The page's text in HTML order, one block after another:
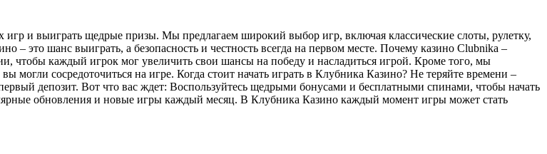
и выиграть щедрые призы. Мы предлагаем широкий выбор игр, включая классические слоты, рулетку,
это шанс выиграть, а безопасность и честность всегда на первом месте. Почему казино Clubnika –
чтобы каждый игрок мог увеличить свои шансы на победу и насладиться игрой. Кроме того, мы
сосредоточиться на игре. Когда стоит начать играть в Клубника Казино? Не теряйте времени –
депозит. Вот что вас ждет: Воспользуйтесь щедрыми бонусами и бесплатными спинами, чтобы начать
обновления и новые игры каждый месяц. В Клубника Казино каждый момент игры может стать